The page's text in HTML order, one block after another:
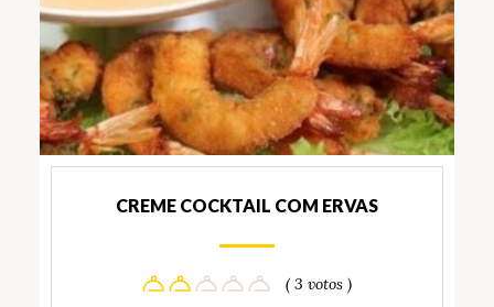
CREME COCKTAIL COM ERVAS
( 3 votos )